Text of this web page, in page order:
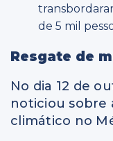
de 5 mil
Resgate de
No dia 12 de
noticiou sobre
climático no